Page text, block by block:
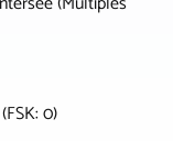
(FSK: 0)